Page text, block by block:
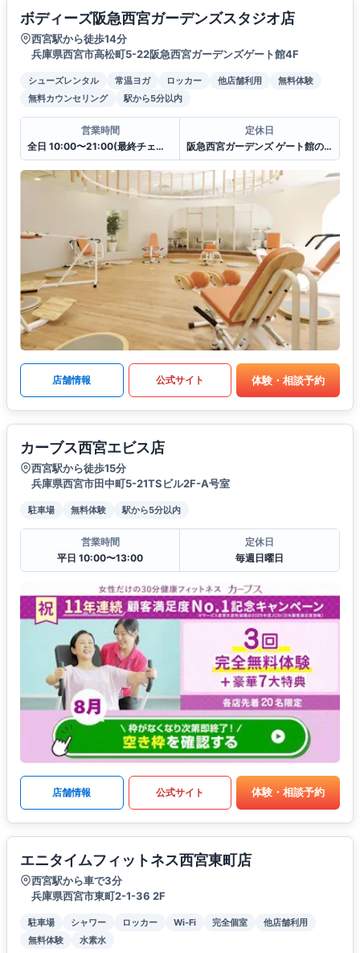
ボディーズ阪急西宮ガーデンズスタジオ店
西宮駅から徒歩14分
兵庫県西宮市高松町5-22阪急西宮ガーデンズゲート館4F
シューズレンタル 常温ヨガ ロッカー 他店舗利用
無料体験
無料カウンセリング
駅から5分以内
営業時間
全日 10:00〜21:00(最終チェックイン20:30)
定休日
阪急西宮ガーデンズ ゲート館の休館日に準ずる
店舗情報 公式サイト 体験・相談予約
カーブス西宮エビス店
西宮駅から徒歩15分
兵庫県西宮市田中町5-21TSビル2F-A号室
駐車場 無料体験 駅から5分以内
営業時間
平日 10:00〜13:00
定休日
毎週日曜日
店舗情報 公式サイト 体験・相談予約
エニタイムフィットネス西宮東町店
西宮駅から車で3分
兵庫県西宮市東町2-1-36 2F
駐車場 シャワー ロッカー Wi-Fi 完全個室
他店舗利用
無料体験
水素水